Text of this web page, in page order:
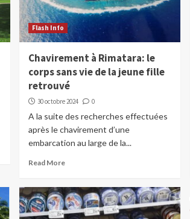
Flash Info
Chavirement à Rimatara: le
corps sans vie de la jeune fille
retrouvé
30 octobre 2024 0
A la suite des recherches effectuées
après le chavirement d’une
embarcation au large de la...
Read More